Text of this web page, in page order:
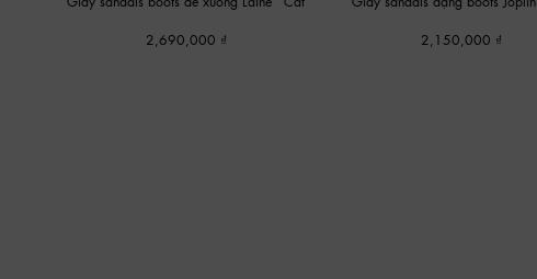
2,690,000
2,150,000